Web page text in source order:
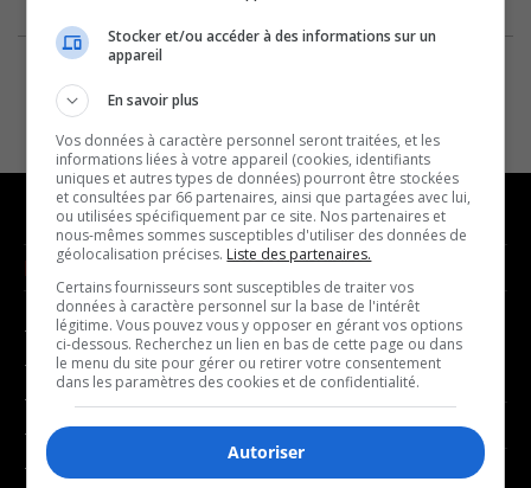
NOUVELLES
- Affaires municipales
- Communauté / Social
- Culture
- Économie
- Éducation
MUSIQUE
- Décompte franco
- Joué récemment
BALADOS
Stocker et/ou accéder à des informations sur un
appareil
En savoir plus
Vos données à caractère personnel seront traitées, et les
informations liées à votre appareil (cookies, identifiants
uniques et autres types de données) pourront être stockées
et consultées par 66 partenaires, ainsi que partagées avec lui,
ou utilisées spécifiquement par ce site. Nos partenaires et
nous-mêmes sommes susceptibles d'utiliser des données de
géolocalisation précises. Liste des partenaires.
Certains fournisseurs sont susceptibles de traiter vos
données à caractère personnel sur la base de l'intérêt
légitime. Vous pouvez vous y opposer en gérant vos options
ci-dessous. Recherchez un lien en bas de cette page ou dans
le menu du site pour gérer ou retirer votre consentement
dans les paramètres des cookies et de confidentialité.
Autoriser